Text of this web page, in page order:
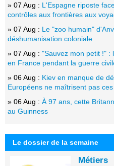
» 07 Aug : L'Espagne riposte
contrôles aux frontières aux
» 07 Aug : Le "zoo humain"
déshumanisation coloniale
» 07 Aug : "Sauvez mon petit !" :
en France pendant la guerre
» 06 Aug : Kiev en manque de
Européens ne maîtrisent pas
» 06 Aug : À 97 ans, cette
au Guinness
Le dossier de la semaine
Métiers